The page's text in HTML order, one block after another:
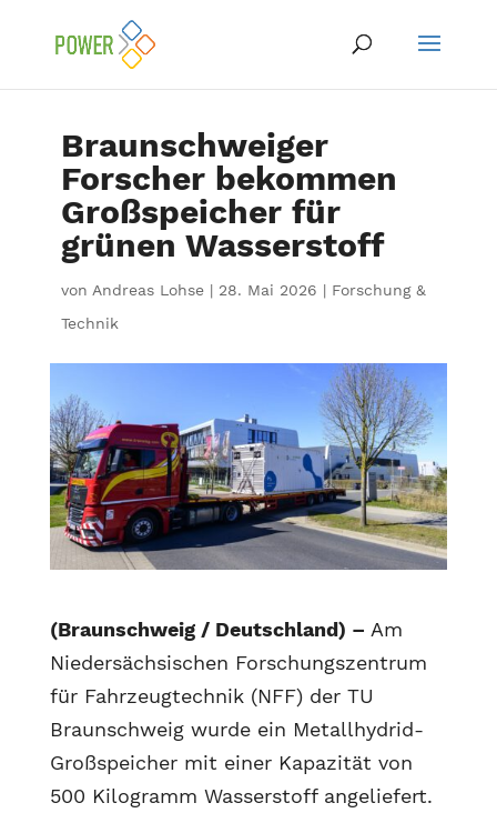
Braunschweiger
Forscher bekommen
Großspeicher für
grünen Wasserstoff
von Andreas Lohse| 28. Mai 2026 | Forschung &
Technik
(Braunschweig / Deutschland) – Am
Niedersächsischen Forschungszentrum
für Fahrzeugtechnik (NFF) der TU
Braunschweig wurde ein Metallhydrid-
Großspeicher mit einer Kapazität von
500 Kilogramm Wasserstoff angeliefert.